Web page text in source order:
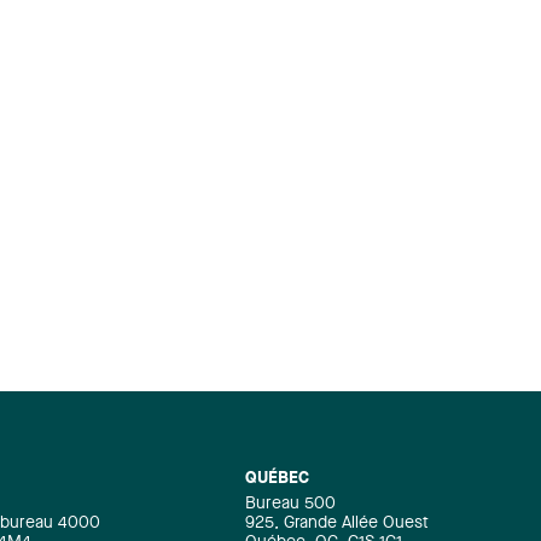
bureau 4000
QUÉBEC
Bureau 500
925, Grande Allée Ouest